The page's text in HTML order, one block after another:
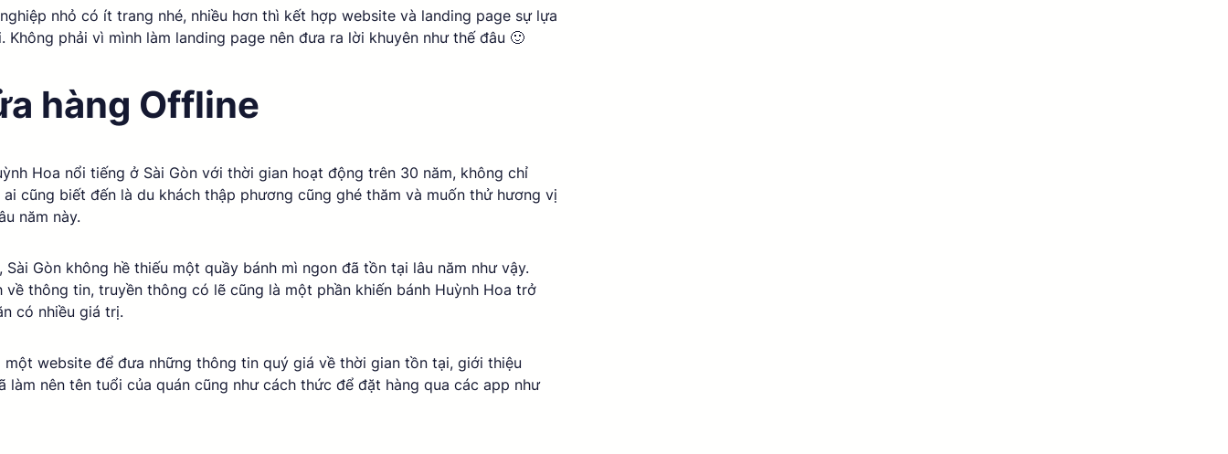
nhỏ có ít trang nhé, nhiều hơn thì kết hợp website và landing page sự lựa
Không phải vì mình làm landing page nên đưa ra lời khuyên như thế đâu 🙂
hàng Offline
Hoa nổi tiếng ở Sài Gòn với thời gian hoạt động trên 30 năm, không chỉ
ai cũng biết đến là du khách thập phương cũng ghé thăm và muốn thử hương vị
năm này.
Sài Gòn không hề thiếu một quầy bánh mì ngon đã tồn tại lâu năm như vậy.
về thông tin, truyền thông có lẽ cũng là một phần khiến bánh Huỳnh Hoa trở
có nhiều giá trị.
một website để đưa những thông tin quý giá về thời gian tồn tại, giới thiệu
làm nên tên tuổi của quán cũng như cách thức để đặt hàng qua các app như